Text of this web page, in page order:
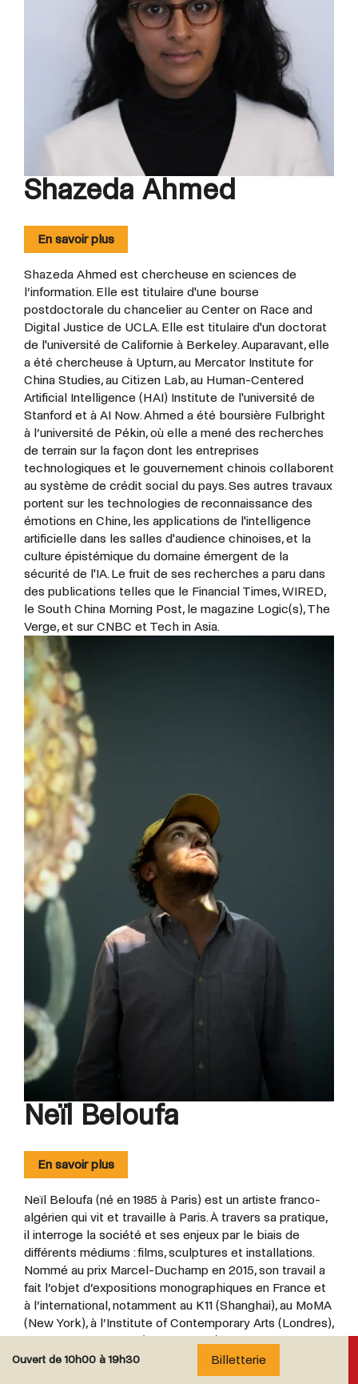
Ouvert de 10h00 à 19h30 Billetterie
Shazeda Ahmed
En savoir plus
Shazeda Ahmed est chercheuse en sciences de
l’information. Elle est titulaire d'une bourse
postdoctorale du chancelier au Center on Race and
Digital Justice de UCLA. Elle est titulaire d'un doctorat
de l'université de Californie à Berkeley. Auparavant, elle
a été chercheuse à Upturn, au Mercator Institute for
China Studies, au Citizen Lab, au Human-Centered
Artificial Intelligence (HAI) Institute de l'université de
Stanford et à AI Now. Ahmed a été boursière Fulbright
à l’université de Pékin, où elle a mené des recherches
de terrain sur la façon dont les entreprises
technologiques et le gouvernement chinois collaborent
au système de crédit social du pays. Ses autres travaux
portent sur les technologies de reconnaissance des
émotions en Chine, les applications de l'intelligence
artificielle dans les salles d'audience chinoises, et la
culture épistémique du domaine émergent de la
sécurité de l'IA. Le fruit de ses recherches a paru dans
des publications telles que le Financial Times, WIRED,
le South China Morning Post, le magazine Logic(s), The
Verge, et sur CNBC et Tech in Asia.
Neïl Beloufa
En savoir plus
Neïl Beloufa (né en 1985 à Paris) est un artiste franco-
algérien qui vit et travaille à Paris. À travers sa pratique,
il interroge la société et ses enjeux par le biais de
différents médiums : films, sculptures et installations.
Nommé au prix Marcel-Duchamp en 2015, son travail a
fait l’objet d’expositions monographiques en France et
à l’international, notamment au K11 (Shanghai), au MoMA
(New York), à l’Institute of Contemporary Arts (Londres),
au Hammer Museum (Los Angeles), au Palais de Tokyo
(Paris), au Pirelli HangarBicocca (Milan), et à Secession
(Vienne). Il a pris part à la Biennale d'art contemporain de